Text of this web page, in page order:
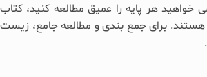
خواهید هر پایه را عمیق مطالعه کنید، کتاب
برای جمع بندی و مطالعه جامع، زیست